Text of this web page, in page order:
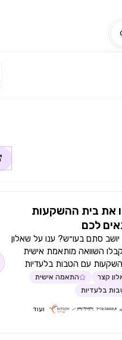
את בית ההשקעות
לכם
סתם בעו״ש? ענו על שאלון
השוואה מותאמת אישית
עם הטבות בלעדיות
קצר
התאמה אישית
בלעדיות
ועוד